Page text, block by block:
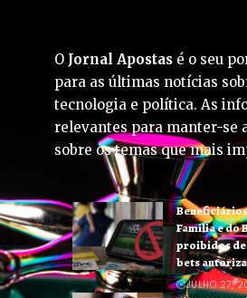
O Jornal Apostas é o seu
para as últimas notícias
tecnologia e política. As
relevantes para manter-se
sobre os temas que mais
Família e do
proibidos
bets
JULHO 27,